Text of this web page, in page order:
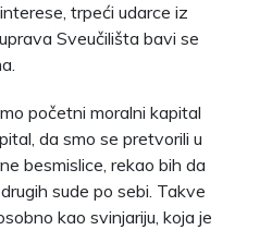
trpeći udarce iz
Sveučilišta bavi se
početni moralni kapital
da smo se pretvorili u
besmislice, rekao bih da
sude po sebi. Takve
kao svinjariju, koja je